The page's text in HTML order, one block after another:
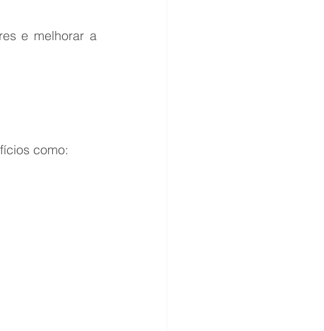
e melhorar a
como: